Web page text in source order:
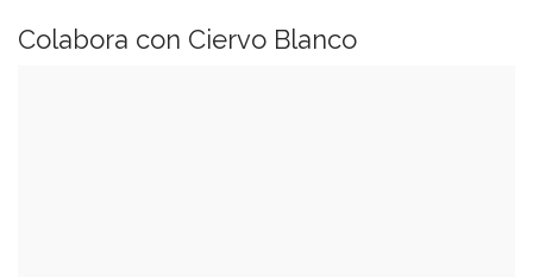
Colabora con Ciervo Blanco